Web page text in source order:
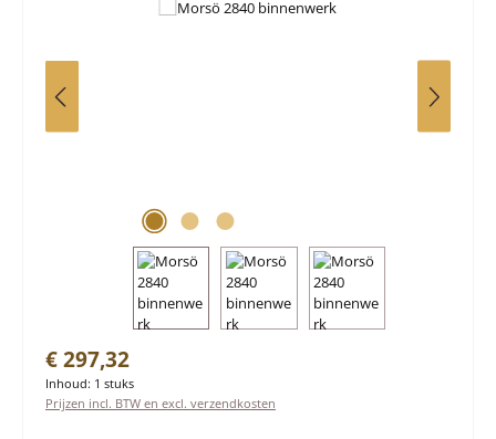
Normale prijs:
€ 297,32
Inhoud: 1 stuks
Prijzen incl. BTW en excl. verzendkosten